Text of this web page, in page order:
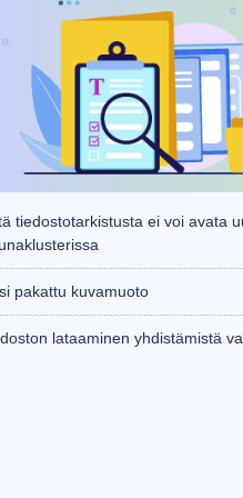
tiedostotarkistusta ei voi avata
pakattu kuvamuoto
lataaminen yhdistämistä